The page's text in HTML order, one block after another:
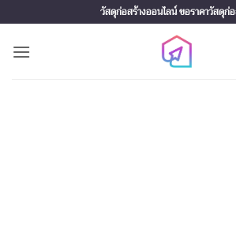
to
content
วัสดุก่อสร้างออนไลน์ ขอราคาวัสดุก่